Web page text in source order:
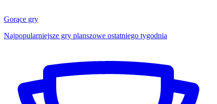
Gorące gry
Najpopularniejsze gry planszowe ostatniego tygodnia